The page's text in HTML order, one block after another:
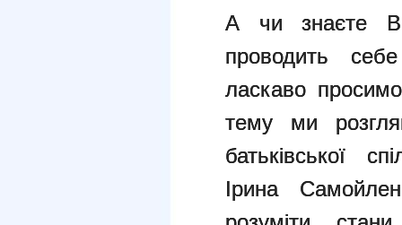
А чи знаєте
проводить
ласкаво
тему ми
батьківської
Ірина